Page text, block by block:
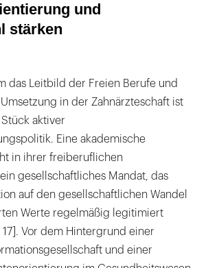
und
stärken
das Leitbild der Freien Berufe und
in der Zahnärzteschaft ist
aktiver
Eine akademische
in ihrer freiberuflichen
gesellschaftliches Mandat, das
auf den gesellschaftlichen Wandel
Werte regelmäßig legitimiert
17]. Vor dem Hintergrund einer
und einer